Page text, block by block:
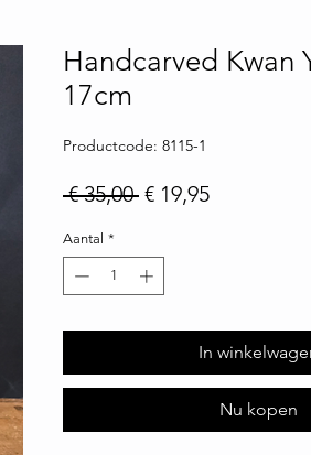
Handcarved Kwan
17cm
Productcode: 8115-1
€ 35,00 Normale prijs
€ 19,95
Aantal *
In
Nu kopen